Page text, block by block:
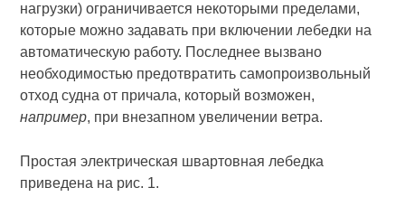
нагрузки) ограничивается некоторыми пределами,
которые можно задавать при включении лебедки на
автоматическую работу. Последнее вызвано
необходимостью предотвратить самопроизвольный
отход судна от причала, который возможен,
например, при внезапном увеличении ветра.
Простая электрическая швартовная лебедка
приведена на рис. 1.